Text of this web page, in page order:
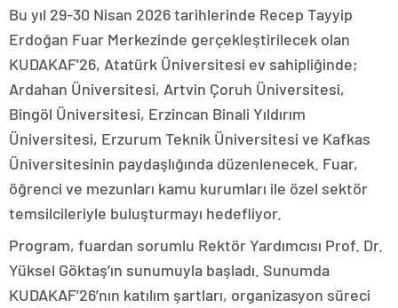
Bu yıl 29-30 Nisan 2026 tarihlerinde Recep Tayyip
Erdoğan Fuar Merkezinde gerçekleştirilecek olan
KUDAKAF’26, Atatürk Üniversitesi ev sahipliğinde;
Ardahan Üniversitesi, Artvin Çoruh Üniversitesi,
Bingöl Üniversitesi, Erzincan Binali Yıldırım
Üniversitesi, Erzurum Teknik Üniversitesi ve Kafkas
Üniversitesinin paydaşlığında düzenlenecek. Fuar,
öğrenci ve mezunları kamu kurumları ile özel sektör
temsilcileriyle buluşturmayı hedefliyor.
Program, fuardan sorumlu Rektör Yardımcısı Prof. Dr.
Yüksel Göktaş’ın sunumuyla başladı. Sunumda
KUDAKAF’26’nın katılım şartları, organizasyon süreci